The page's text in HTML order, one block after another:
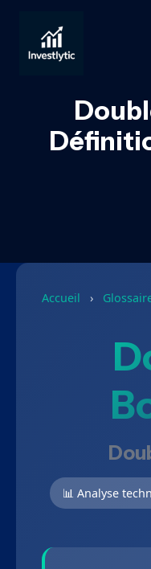
contenu
Accueil ›
📊 Analyse